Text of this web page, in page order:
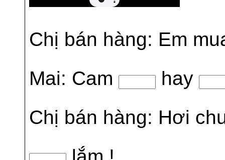
Chị bán hàng: Em
Mai: Cam
hay
Chị bán hàng: Hơi